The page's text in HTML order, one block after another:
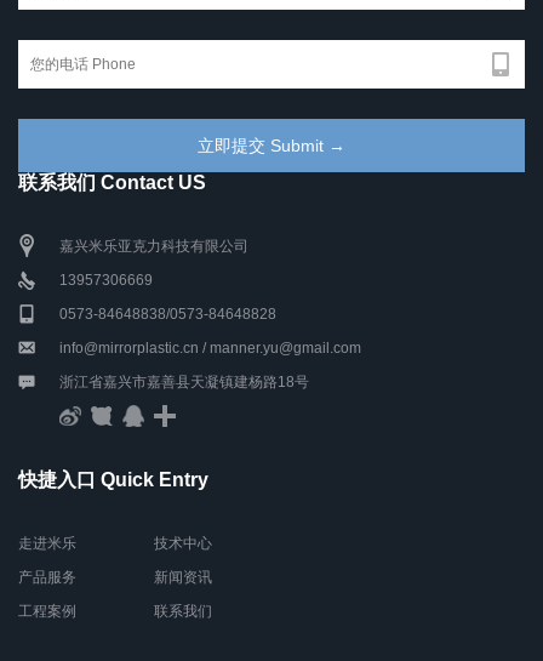
联系我们 Contact US
嘉兴米乐亚克力科技有限公司
13957306669
0573-84648838/0573-84648828
info@mirrorplastic.cn / manner.yu@gmail.com
浙江省嘉兴市嘉善县天凝镇建杨路18号
快捷入口 Quick Entry
走进米乐
产品服务
工程案例
技术中心
新闻资讯
联系我们